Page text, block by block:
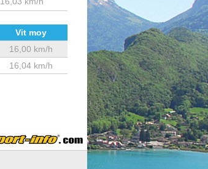
Vit moy
16,00 km/h
16,04 km/h